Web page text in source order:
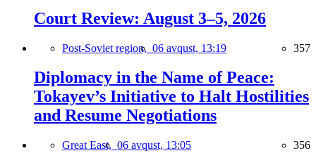
Court Review: August 3–5, 2026
Post-Soviet region, 06 avqust, 13:19 357
Diplomacy in the Name of Peace:
Tokayev’s Initiative to Halt Hostilities
and Resume Negotiations
Great East, 06 avqust, 13:05 356